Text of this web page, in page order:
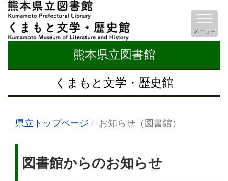
熊本県立図書館
くまもと文学・歴史館
メニュー
県立トップページ お知らせ（図書館）
図書館からのお知らせ